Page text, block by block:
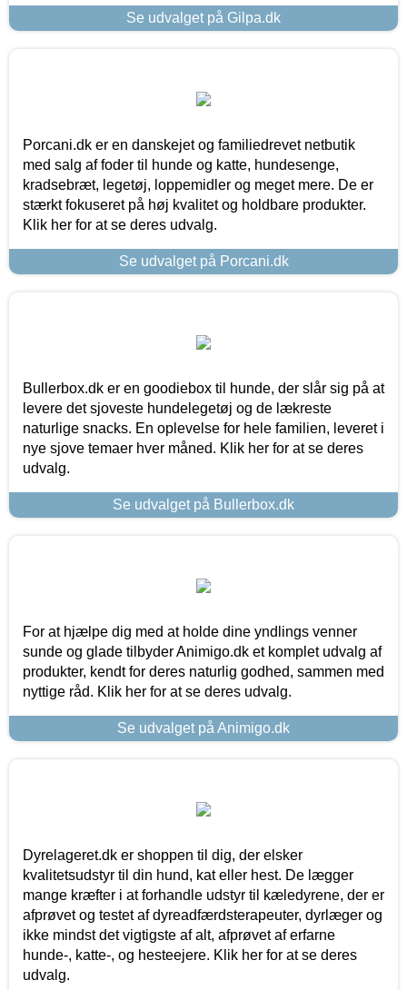
Se udvalget på Gilpa.dk
Porcani.dk er en danskejet og familiedrevet netbutik
med salg af foder til hunde og katte, hundesenge,
kradsebræt, legetøj, loppemidler og meget mere. De er
stærkt fokuseret på høj kvalitet og holdbare produkter.
Klik her for at se deres udvalg.
Se udvalget på Porcani.dk
Bullerbox.dk er en goodiebox til hunde, der slår sig på at
levere det sjoveste hundelegetøj og de lækreste
naturlige snacks. En oplevelse for hele familien, leveret i
nye sjove temaer hver måned. Klik her for at se deres
udvalg.
Se udvalget på Bullerbox.dk
For at hjælpe dig med at holde dine yndlings venner
sunde og glade tilbyder Animigo.dk et komplet udvalg af
produkter, kendt for deres naturlig godhed, sammen med
nyttige råd. Klik her for at se deres udvalg.
Se udvalget på Animigo.dk
Dyrelageret.dk er shoppen til dig, der elsker
kvalitetsudstyr til din hund, kat eller hest. De lægger
mange kræfter i at forhandle udstyr til kæledyrene, der er
afprøvet og testet af dyreadfærdsterapeuter, dyrlæger og
ikke mindst det vigtigste af alt, afprøvet af erfarne
hunde-, katte-, og hesteejere. Klik her for at se deres
udvalg.